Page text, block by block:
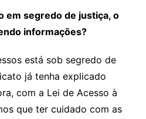
em segredo de justiça, o
informações?
está sob segredo de
já tenha explicado
com a Lei de Acesso à
que ter cuidado com as